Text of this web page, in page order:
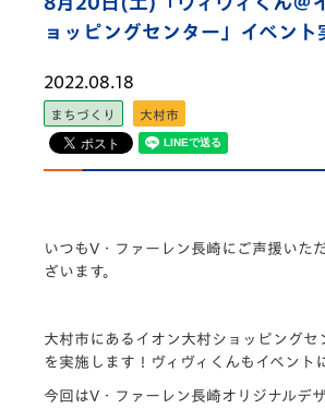
ョッピングセンター」イベント
2022.08.18
まちづくり 大村市
いつもV・ファーレン長崎にご声援いた
ざいます。
大村市にあるイオン大村ショッピングセ
を実施します！ヴィヴィくんもイベント
今回はV・ファーレン長崎オリジナルデ